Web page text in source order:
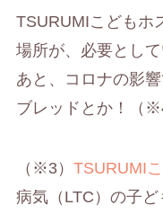
TSURUMIこどもホ
場所が、必要とし
あと、コロナの影
ブレッドとか！（
（※3） TSURUMI
病気（LTC）の子